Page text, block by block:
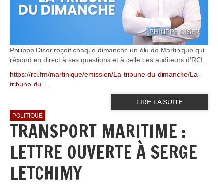
Philippe Diser reçoit chaque dimanche un élu de Martinique qui
répond en direct à ses questions et à celle des auditeurs d’RCI.
https://rci.fm/martinique/emission/La-tribune-du-dimanche/La-
tribune-du-...
LIRE LA SUITE
POLITIQUE
TRANSPORT MARITIME :
LETTRE OUVERTE À SERGE
LETCHIMY